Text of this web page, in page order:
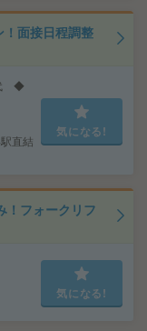
！面接日程調整
◆
直結
気になる!
！フォークリフ
気になる!